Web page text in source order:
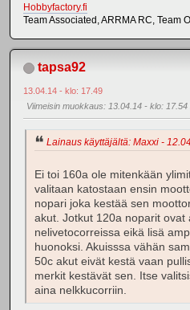
Hobbyfactory.fi
Team Associated, ARRMA RC, Team
tapsa92
13.04.14 - klo: 17.49
Viimeisin muokkaus: 13.04.14 - klo:
Lainaus käyttäjältä: Maxxi -
Ei toi 160a ole mitenkään
valitaan katostaan ensin
nopari joka kestää sen
akut. Jotkut 120a noparit ovat
nelivetocorreissa eikä lisä
huonoksi. Akuisssa vähän
50c akut eivät kestä vaan
merkit kestävät sen. Itse
aina nelkkucorriin.